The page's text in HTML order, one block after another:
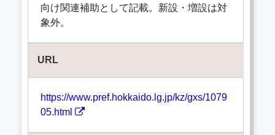
向け関連補助として記載。新設・増設は対
象外。
URL
https://www.pref.hokkaido.lg.jp/kz/gxs/1079
05.html